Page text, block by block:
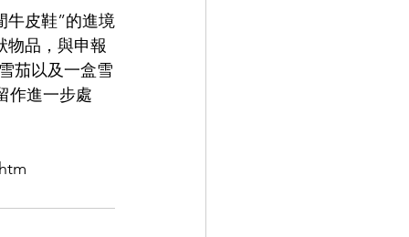
物品，與申報
茄以及一盒雪
作進一步處